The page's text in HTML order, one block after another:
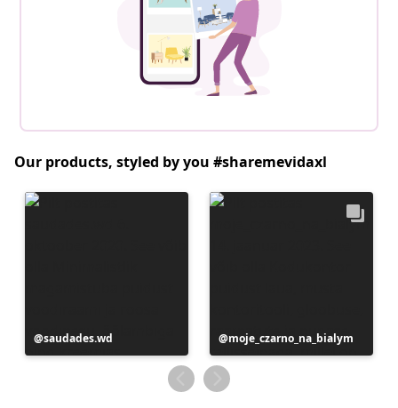
Our products, styled by you #sharemevidaxl
Postitus
avaldatud
saudades.wd
Postitus
avaldatud
moje_czarno_na_bialym